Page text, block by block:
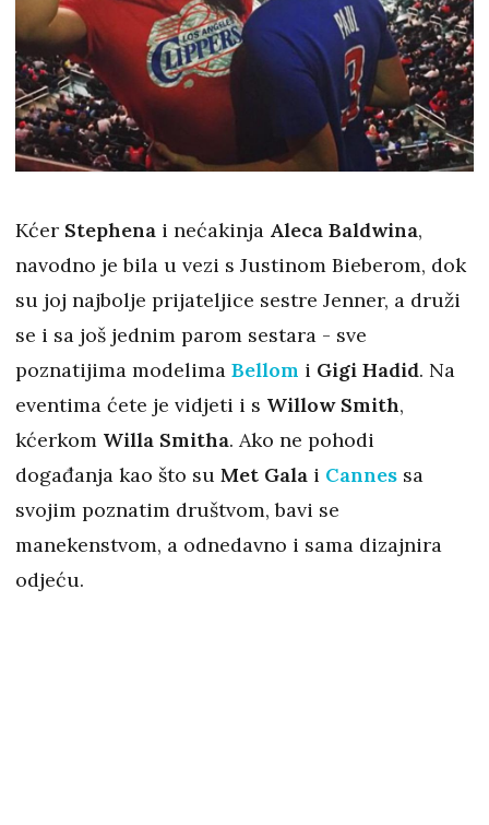
Kćer Stephena i nećakinja Aleca Baldwina,
navodno je bila u vezi s Justinom Bieberom, dok
su joj najbolje prijateljice sestre Jenner, a druži
se i sa još jednim parom sestara - sve
poznatijima modelima Bellom i Gigi Hadid. Na
eventima ćete je vidjeti i s Willow Smith,
kćerkom Willa Smitha. Ako ne pohodi
događanja kao što su Met Gala i Cannes sa
svojim poznatim društvom, bavi se
manekenstvom, a odnedavno i sama dizajnira
odjeću.